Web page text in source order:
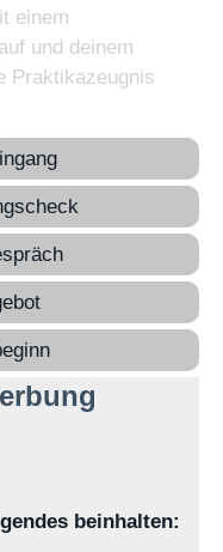
einem
und deinem
Praktikazeugnis
beinhalten: